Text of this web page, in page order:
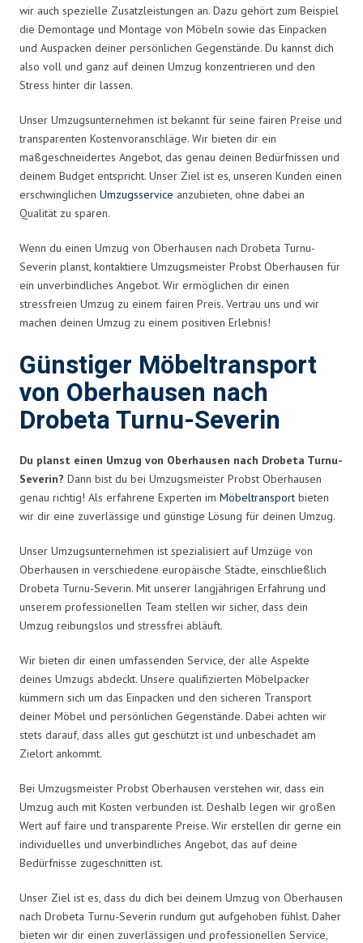
wir auch spezielle Zusatzleistungen an. Dazu gehört zum Beispiel
die Demontage und Montage von Möbeln sowie das Einpacken
und Auspacken deiner persönlichen Gegenstände. Du kannst dich
also voll und ganz auf deinen Umzug konzentrieren und den
Stress hinter dir lassen.
Unser Umzugsunternehmen ist bekannt für seine fairen Preise und
transparenten Kostenvoranschläge. Wir bieten dir ein
maßgeschneidertes Angebot, das genau deinen Bedürfnissen und
deinem Budget entspricht. Unser Ziel ist es, unseren Kunden einen
erschwinglichen Umzugsservice anzubieten, ohne dabei an
Qualität zu sparen.
Wenn du einen Umzug von Oberhausen nach Drobeta Turnu-
Severin planst, kontaktiere Umzugsmeister Probst Oberhausen für
ein unverbindliches Angebot. Wir ermöglichen dir einen
stressfreien Umzug zu einem fairen Preis. Vertrau uns und wir
machen deinen Umzug zu einem positiven Erlebnis!
Günstiger Möbeltransport
von Oberhausen nach
Drobeta Turnu-Severin
Du planst einen Umzug von Oberhausen nach Drobeta Turnu-
Severin? Dann bist du bei Umzugsmeister Probst Oberhausen
genau richtig! Als erfahrene Experten im Möbeltransport bieten
wir dir eine zuverlässige und günstige Lösung für deinen Umzug.
Unser Umzugsunternehmen ist spezialisiert auf Umzüge von
Oberhausen in verschiedene europäische Städte, einschließlich
Drobeta Turnu-Severin. Mit unserer langjährigen Erfahrung und
unserem professionellen Team stellen wir sicher, dass dein
Umzug reibungslos und stressfrei abläuft.
Wir bieten dir einen umfassenden Service, der alle Aspekte
deines Umzugs abdeckt. Unsere qualifizierten Möbelpacker
kümmern sich um das Einpacken und den sicheren Transport
deiner Möbel und persönlichen Gegenstände. Dabei achten wir
stets darauf, dass alles gut geschützt ist und unbeschadet am
Zielort ankommt.
Bei Umzugsmeister Probst Oberhausen verstehen wir, dass ein
Umzug auch mit Kosten verbunden ist. Deshalb legen wir großen
Wert auf faire und transparente Preise. Wir erstellen dir gerne ein
individuelles und unverbindliches Angebot, das auf deine
Bedürfnisse zugeschnitten ist.
Unser Ziel ist es, dass du dich bei deinem Umzug von Oberhausen
nach Drobeta Turnu-Severin rundum gut aufgehoben fühlst. Daher
bieten wir dir einen zuverlässigen und professionellen Service,